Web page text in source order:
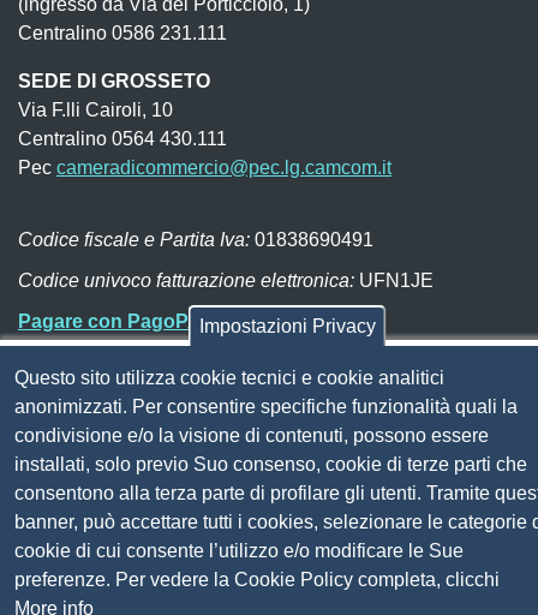
Centralino 0586 231.111
SEDE DI GROSSETO
Via F.lli Cairoli, 10
Centralino 0564 430.111
Pec cameradicommercio@pec.lg.camcom.it
Codice fiscale e Partita Iva: 01838690491
Codice univoco fatturazione elettronica: UFN1JE
Pagare con PagoPA
Seguici su
Sito web
Amministrazione trasparente
Mappa del sito
Privacy
Social Media Policy
Dichiarazione di accessibilità
Feedback accessibilità
Impostazioni Privacy
Questo sito utilizza cookie tecnici e cookie analitici
anonimizzati. Per consentire specifiche funzionalità quali la
condivisione e/o la visione di contenuti, possono essere
installati, solo previo Suo consenso, cookie di terze parti che
consentono alla terza parte di profilare gli utenti. Tramite
banner, può accettare tutti i cookies, selezionare le categorie
cookie di cui consente l’utilizzo e/o modificare le Sue
preferenze. Per vedere la Cookie Policy completa, clicchi
More info